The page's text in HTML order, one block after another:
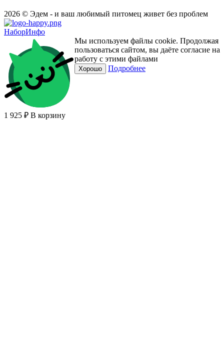
2026 © Эдем - и ваш любимый питомец живет без проблем
НаборИнфо
Мы используем файлы cookie. Продолжая
пользоваться сайтом, вы даёте согласие на
работу с этими файлами
Хорошо Подробнее
1 925 ₽ В корзину